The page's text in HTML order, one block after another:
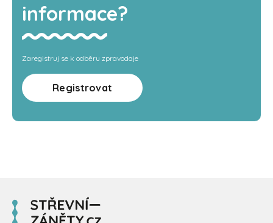
informace?
Zaregistruj se k odběru zpravodaje
Registrovat